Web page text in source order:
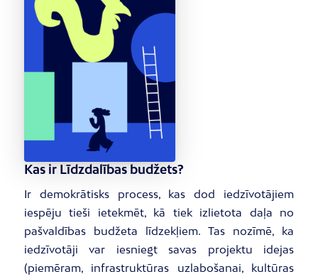
Kas ir Līdzdalības budžets?
Ir demokrātisks process, kas dod iedzīvotājiem
iespēju tieši ietekmēt, kā tiek izlietota daļa no
pašvaldības budžeta līdzekļiem. Tas nozīmē, ka
iedzīvotāji var iesniegt savas projektu idejas
(piemēram, infrastruktūras uzlabošanai, kultūras